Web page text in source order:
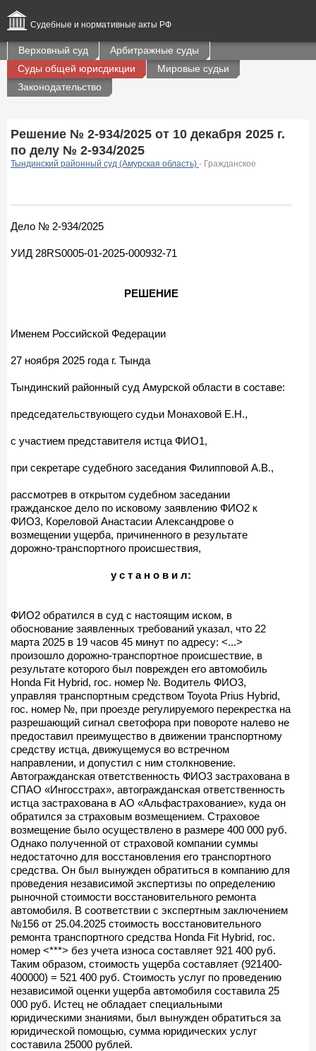
Судебные и нормативные акты РФ
Верховный суд
Арбитражные суды
Суды общей юрисдикции
Мировые судьи
Законодательство
Решение № 2-934/2025 от 10 декабря 2025 г.
по делу № 2-934/2025
Тындинский районный суд (Амурская область) - Гражданское
Дело № 2-934/2025
УИД 28RS0005-01-2025-000932-71
РЕШЕНИЕ
Именем Российской Федерации
27 ноября 2025 года г. Тында
Тындинский районный суд Амурской области в составе:
председательствующего судьи Монаховой Е.Н.,
с участием представителя истца ФИО1,
при секретаре судебного заседания Филипповой А.В.,
рассмотрев в открытом судебном заседании
гражданское дело по исковому заявлению ФИО2 к
ФИО3, Кореловой Анастасии Александрове о
возмещении ущерба, причиненного в результате
дорожно-транспортного происшествия,
у с т а н о в и л:
ФИО2 обратился в суд с настоящим иском, в
обоснование заявленных требований указал, что 22
марта 2025 в 19 часов 45 минут по адресу: <...>
произошло дорожно-транспортное происшествие, в
результате которого был поврежден его автомобиль
Honda Fit Hybrid, гос. номер №. Водитель ФИО3,
управляя транспортным средством Toyota Prius Hybrid,
гос. номер №, при проезде регулируемого перекрестка на
разрешающий сигнал светофора при повороте налево не
предоставил преимущество в движении транспортному
средству истца, движущемуся во встречном
направлении, и допустил с ним столкновение.
Автогражданская ответственность ФИО3 застрахована в
СПАО «Ингосстрах», автогражданская ответственность
истца застрахована в АО «Альфастрахование», куда он
обратился за страховым возмещением. Страховое
возмещение было осуществлено в размере 400 000 руб.
Однако полученной от страховой компании суммы
недостаточно для восстановления его транспортного
средства. Он был вынужден обратиться в компанию для
проведения независимой экспертизы по определению
рыночной стоимости восстановительного ремонта
автомобиля. В соответствии с экспертным заключением
№156 от 25.04.2025 стоимость восстановительного
ремонта транспортного средства Honda Fit Hybrid, гос.
номер <***> без учета износа составляет 921 400 руб.
Таким образом, стоимость ущерба составляет (921400-
400000) = 521 400 руб. Стоимость услуг по проведению
независимой оценки ущерба автомобиля составила 25
000 руб. Истец не обладает специальными
юридическими знаниями, был вынужден обратиться за
юридической помощью, сумма юридических услуг
составила 25000 рублей.